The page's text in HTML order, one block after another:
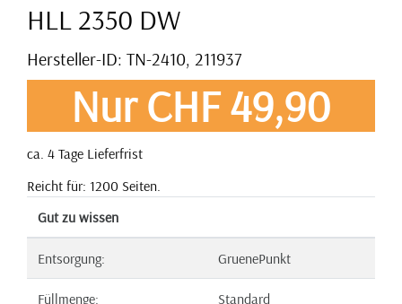
HLL 2350 DW
Hersteller-ID: TN-2410, 211937
Nur CHF 49,90
ca. 4 Tage Lieferfrist
Reicht für: 1200 Seiten.
Gut zu wissen
Entsorgung: GruenePunkt
Füllmenge: Standard